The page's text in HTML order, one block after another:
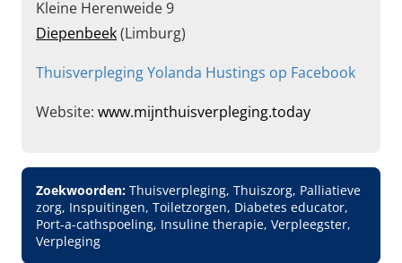
Kleine Herenweide 9
Diepenbeek(Limburg)
Thuisverpleging Yolanda Hustings op Facebook
Website: www.mijnthuisverpleging.today
Zoekwoorden: Thuisverpleging, Thuiszorg, Palliatieve
zorg, Inspuitingen, Toiletzorgen, Diabetes educator,
Port-a-cathspoeling, Insuline therapie, Verpleegster,
Verpleging